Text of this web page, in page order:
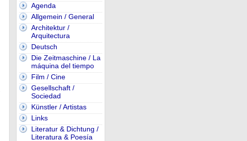
Agenda
Allgemein / General
Architektur /
Arquitectura
Deutsch
Die Zeitmaschine / La
máquina del tiempo
Film / Cine
Gesellschaft /
Sociedad
Künstler / Artistas
Links
Literatur & Dichtung /
Literatura & Poesía